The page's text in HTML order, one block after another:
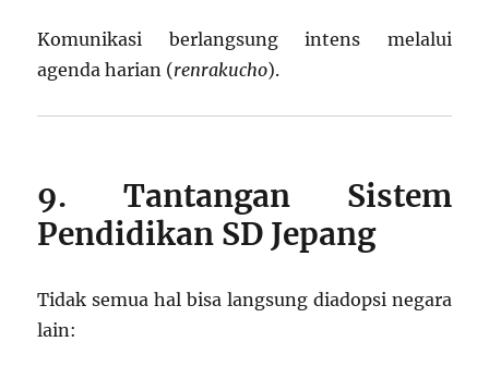
Komunikasi berlangsung intens melalui
agenda harian (renrakucho).
9. Tantangan Sistem
Pendidikan SD Jepang
Tidak semua hal bisa langsung diadopsi negara
lain: